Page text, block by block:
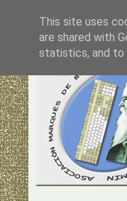
This site uses
are shared with
statistics, and to